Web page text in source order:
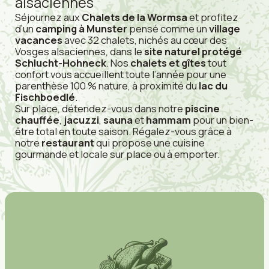
Séjournez auxChalets de la Wormsaet profitez
d’un camping à Munsterpensé comme unvillage
vacancesavec 32 chalets, nichés au cœur des
Vosges alsaciennes, dans lesite naturel protégé
Schlucht-Hohneck. Noschalets et gîtestout
confort vous accueillent toute l’année pour une
parenthèse 100 % nature, à proximité dulac du
Fischboedlé.
Sur place, détendez-vous dans notrepiscine
chauffée,jacuzzi, saunaethammam pour un bien-
être total en toute saison. Régalez-vous grâce à
notrerestaurantqui propose une cuisine
gourmande et locale sur place ou à emporter.